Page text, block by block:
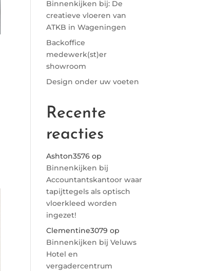
Binnenkijken bij: De
creatieve vloeren van
ATKB in Wageningen
Backoffice
medewerk(st)er
showroom
Design onder uw voeten
Recente
reacties
Ashton3576 op
Binnenkijken bij
Accountantskantoor waar
tapijttegels als optisch
vloerkleed worden
ingezet!
Clementine3079 op
Binnenkijken bij Veluws
Hotel en
vergadercentrum